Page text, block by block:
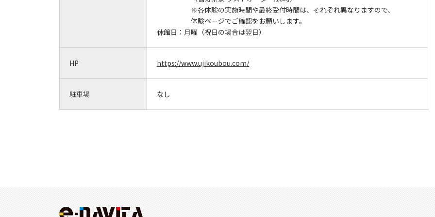
※各体験の実施時間や最終受付時間は、それぞれ異なりますので、
体験ページでご確認をお願いします。
休館日： 月曜（祝日の場合は翌日）
HP https://www.ujikoubou.com/
駐車場 なし